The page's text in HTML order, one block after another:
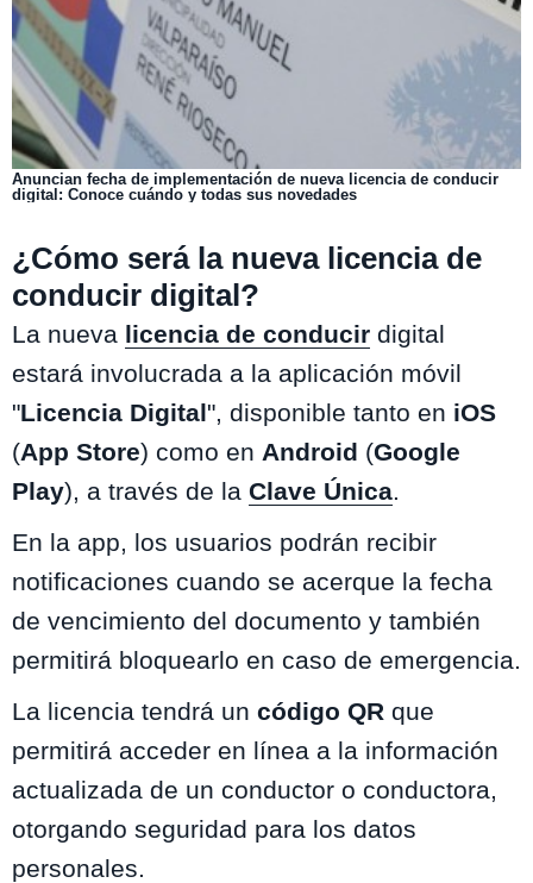
Anuncian fecha de implementación de nueva licencia de conducir
digital: Conoce cuándo y todas sus novedades
¿Cómo será la nueva licencia de
conducir digital?
La nueva licencia de conducir digital
estará involucrada a la aplicación móvil
"Licencia Digital", disponible tanto en iOS
(App Store) como en Android (Google
Play), a través de la Clave Única.
En la app, los usuarios podrán recibir
notificaciones cuando se acerque la fecha
de vencimiento del documento y también
permitirá bloquearlo en caso de emergencia.
La licencia tendrá un código QR que
permitirá acceder en línea a la información
actualizada de un conductor o conductora,
otorgando seguridad para los datos
personales.